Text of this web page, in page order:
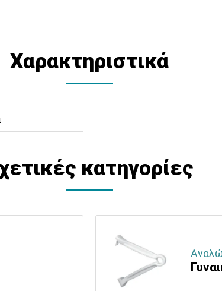
Χαρακτηριστικά
κατηγορίες